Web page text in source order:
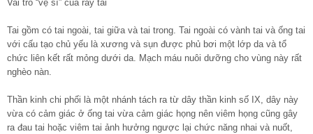
Vai trò “vệ sĩ” của ráy tai
Tai gồm có tai ngoài, tai giữa và tai trong. Tai ngoài có vành tai và ống tai
với cấu tạo chủ yếu là xương và sụn được phủ bơi một lớp da và tổ
chức liên kết rất mỏng dưới da. Mạch máu nuôi dưỡng cho vùng này rất
nghèo nàn.
Thần kinh chi phối là một nhánh tách ra từ dây thần kinh số IX, dây này
vừa có cảm giác ở ống tai vừa cảm giác họng nên viêm họng cũng gây
ra đau tai hoặc viêm tai ảnh hưởng ngược lại chức năng nhai và nuốt,